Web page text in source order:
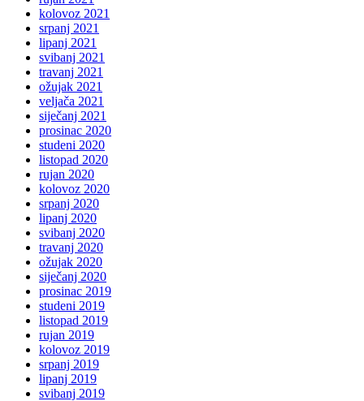
kolovoz 2021
srpanj 2021
lipanj 2021
svibanj 2021
travanj 2021
ožujak 2021
veljača 2021
siječanj 2021
prosinac 2020
studeni 2020
listopad 2020
rujan 2020
kolovoz 2020
srpanj 2020
lipanj 2020
svibanj 2020
travanj 2020
ožujak 2020
siječanj 2020
prosinac 2019
studeni 2019
listopad 2019
rujan 2019
kolovoz 2019
srpanj 2019
lipanj 2019
svibanj 2019